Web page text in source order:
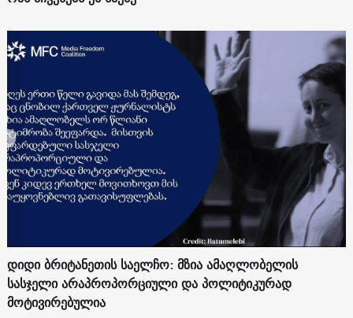
დიდი ბრიტანეთის საელჩო: მზია ამაღლობელის
სასჯელი არაპროპორციული და პოლიტიკურად
მოტივირებულია